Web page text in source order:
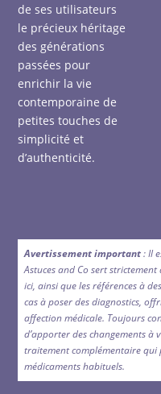
de ses utilisateurs
le précieux héritage
des générations
passées pour
enrichir la vie
contemporaine de
petites touches de
simplicité et
d’authenticité.
Avertissement important: Il
Astuces and Co sert
ici, ainsi que les références à
cas à poser des diagnostics,
affection médicale. Toujours
d’apporter des changements
traitement complémentaire
médicaments habituels.